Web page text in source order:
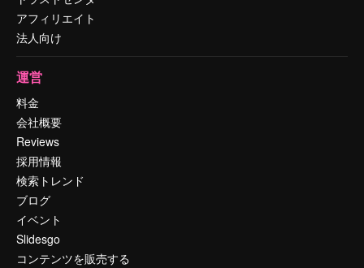
アフィリエイト
法人向け
運営
料金
会社概要
Reviews
採用情報
検索トレンド
ブログ
イベント
Slidesgo
コンテンツを販売する